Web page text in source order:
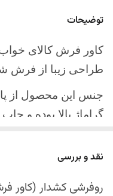
ارسال کالا
آینده
توضیحات
کاور فرش کالای
طراحی زیبا از فرش
جنس این محصول از
گراماژ بالا بوده و
چهار گوشه این
نقد و بررسی
روفرشی کشدار (کاور